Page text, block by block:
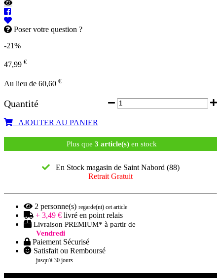
Poser votre question ?
-21%
47,99 €
Au lieu de 60,60 €
Quantité
AJOUTER AU PANIER
Plus que 3 article(s)en stock
En Stock magasin de Saint Nabord (88)
Retrait Gratuit
2 personne(s) regarde(nt) cet article
+ 3,49 € livré en point relais
Livraison PREMIUM* à partir de
Vendredi
Paiement Sécurisé
Satisfait ou Remboursé
jusqu'à 30 jours